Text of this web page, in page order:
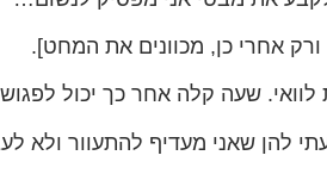
אחרי כן, מכוונים את המחט].
שעה קלה אחר כך יכול
להן שאני מעדיף להתעוור ולא